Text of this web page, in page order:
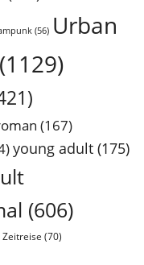
(56) Urban
(1129)
(167)
young adult (175)
(606)
Zeitreise (70)